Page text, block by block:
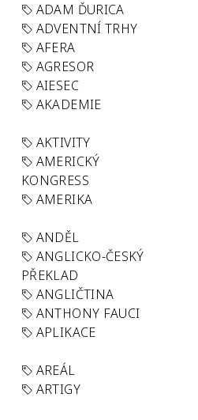
ADAM ĎURICA
ADVENTNÍ TRHY
AFERA
AGRESOR
AIESEC
AKADEMIE
AKTIVITY
AMERICKÝ
KONGRESS
AMERIKA
ANDĚL
ANGLICKO-ČESKÝ
PŘEKLAD
ANGLIČTINA
ANTHONY FAUCI
APLIKACE
AREÁL
ARTIGY